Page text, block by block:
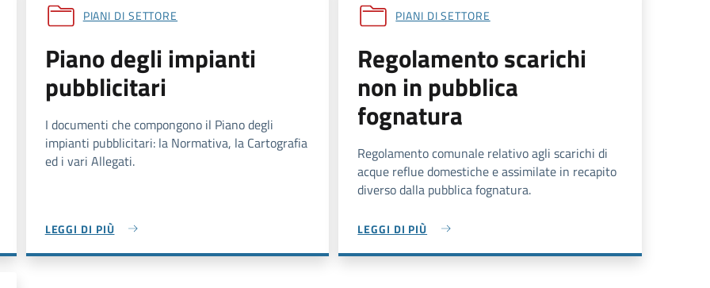
PIANI DI SETTORE
Piano degli impianti
pubblicitari
I documenti che compongono il Piano degli
impianti pubblicitari: la Normativa, la Cartografia
ed i vari Allegati.
LEGGI DI PIÙ
PIANI DI SETTORE
Regolamento scarichi
non in pubblica
fognatura
Regolamento comunale relativo agli scarichi di
acque reflue domestiche e assimilate in recapito
diverso dalla pubblica fognatura.
LEGGI DI PIÙ